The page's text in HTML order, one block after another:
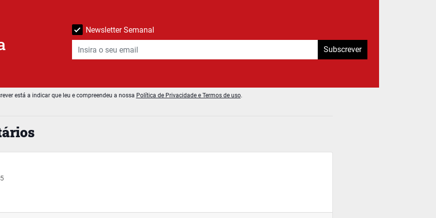
Newsletter Semanal
Subscrever
está a indicar que leu e compreendeu a nossa Política de Privacidade e Termos de uso.